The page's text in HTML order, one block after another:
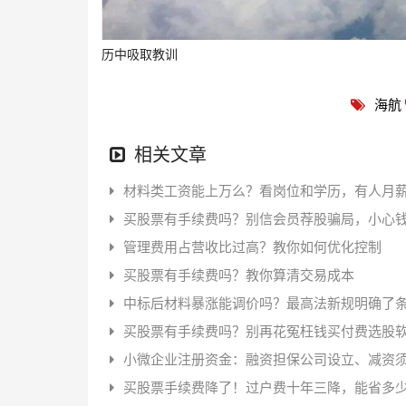
历中吸取教训
海航
相关文章
材料类工资能上万么？看岗位和学历，有人月
买股票有手续费吗？别信会员荐股骗局，小心
管理费用占营收比过高？教你如何优化控制
买股票有手续费吗？教你算清交易成本
中标后材料暴涨能调价吗？最高法新规明确了
买股票有手续费吗？别再花冤枉钱买付费选股
小微企业注册资金：融资担保公司设立、减资
买股票手续费降了！过户费十年三降，能省多